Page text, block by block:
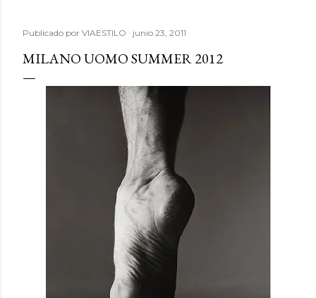
Publicado por VIAESTILO junio 23, 2011
MILANO UOMO SUMMER 2012